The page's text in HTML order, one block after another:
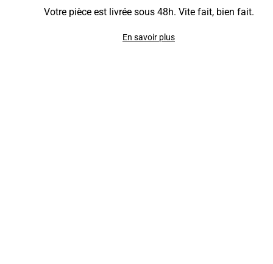
Votre pièce est livrée sous 48h. Vite fait, bien fait.
En savoir plus